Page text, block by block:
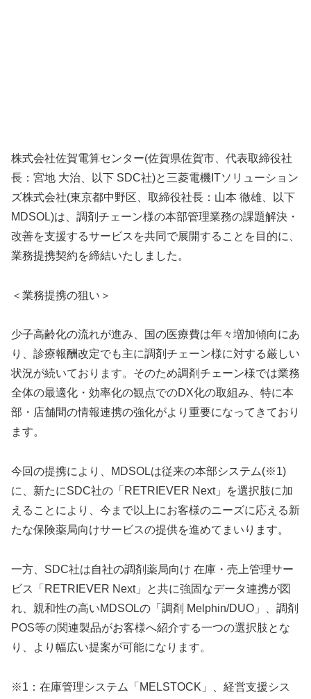
株式会社佐賀電算センター(佐賀県佐賀市、代表取締役社
長：宮地 大治、以下 SDC社)と三菱電機ITソリューション
ズ株式会社(東京都中野区、取締役社長：山本 徹雄、以下
MDSOL)は、調剤チェーン様の本部管理業務の課題解決・
改善を支援するサービスを共同で展開することを目的に、
業務提携契約を締結いたしました。
＜業務提携の狙い＞
少子高齢化の流れが進み、国の医療費は年々増加傾向にあ
り、診療報酬改定でも主に調剤チェーン様に対する厳しい
状況が続いております。そのため調剤チェーン様では業務
全体の最適化・効率化の観点でのDX化の取組み、特に本
部・店舗間の情報連携の強化がより重要になってきており
ます。
今回の提携により、MDSOLは従来の本部システム(※1)
に、新たにSDC社の「RETRIEVER Next」を選択肢に加
えることにより、今まで以上にお客様のニーズに応える新
たな保険薬局向けサービスの提供を進めてまいります。
一方、SDC社は自社の調剤薬局向け 在庫・売上管理サー
ビス「RETRIEVER Next」と共に強固なデータ連携が図
れ、親和性の高いMDSOLの「調剤 Melphin/DUO」、調剤
POS等の関連製品がお客様へ紹介する一つの選択肢とな
り、より幅広い提案が可能になります。
※1：在庫管理システム「MELSTOCK」、経営支援シス